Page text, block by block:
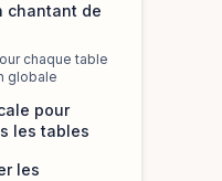
chantant de
chaque table
globale
pour
les tables
les